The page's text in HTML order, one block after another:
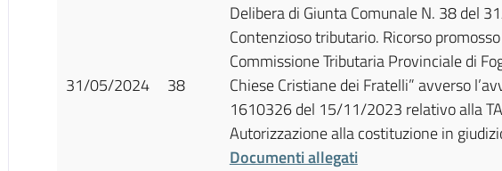
31/05/2024 38
Delibera di Giunta Comunale N. 38 del
Contenzioso tributario. Ricorso
Commissione Tributaria Provinciale di
Chiese Cristiane dei Fratelli” avverso
1610326 del 15/11/2023 relativo alla
Autorizzazione alla costituzione in
Documenti allegati